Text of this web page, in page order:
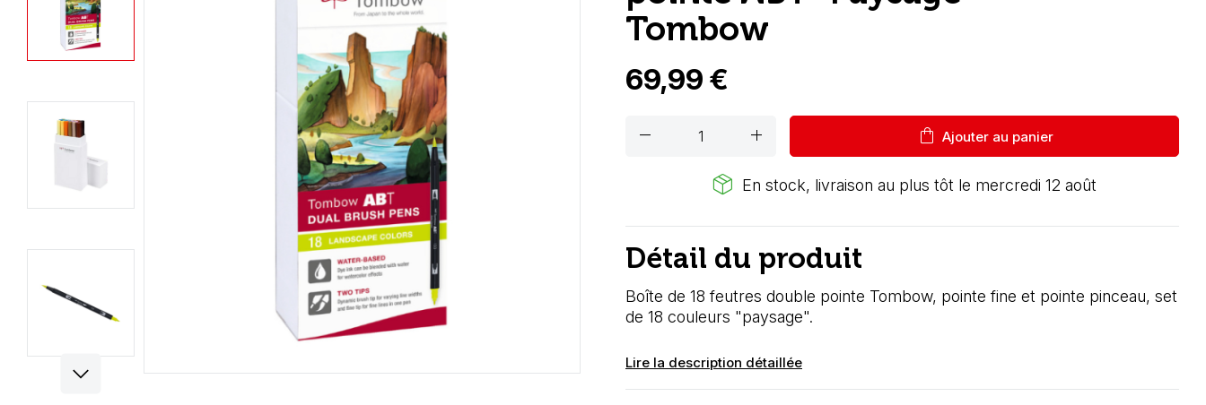
Tombow
69,99 €
remove add shopping_bag Ajouter au panier
package_2 En stock, livraison au plus tôt le mercredi 12 août
Détail du produit
Boîte de 18 feutres double pointe Tombow, pointe fine et pointe pinceau, set
de 18 couleurs "paysage".
Lire la description détaillée